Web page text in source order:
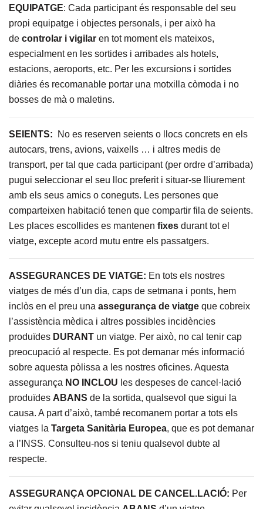
EQUIPATGE: Cada participant és responsable del seu
propi equipatge i objectes personals, i per això ha
de controlar i vigilar en tot moment els mateixos,
especialment en les sortides i arribades als hotels,
estacions, aeroports, etc. Per les excursions i sortides
diàries és recomanable portar una motxilla còmoda i no
bosses de mà o maletins.
SEIENTS:
No es reserven seients o llocs concrets en els
autocars, trens, avions, vaixells … i altres medis de
transport, per tal que cada participant (per ordre d’arribada)
pugui seleccionar el seu lloc preferit i situar-se lliurement
amb els seus amics o coneguts. Les persones que
comparteixen habitació tenen que compartir fila de seients.
Les places escollides es mantenen fixes durant tot el
viatge, excepte acord mutu entre els passatgers.
ASSEGURANCES DE VIATGE: En tots els nostres
viatges de més d’un dia, caps de setmana i ponts, hem
inclòs en el preu una assegurança de viatge que cobreix
l’assistència mèdica i altres possibles incidències
produïdes DURANT un viatge. Per això, no cal tenir cap
preocupació al respecte. Es pot demanar més informació
sobre aquesta pòlissa a les nostres oficines. Aquesta
assegurança NO INCLOU les despeses de cancel·lació
produïdes ABANS de la sortida, qualsevol que sigui la
causa. A part d’això, també recomanem portar a tots els
viatges la Targeta Sanitària Europea, que es pot demanar
a l’INSS. Consulteu-nos si teniu qualsevol dubte al
respecte.
ASSEGURANÇA OPCIONAL DE CANCEL.LACIÓ: Per